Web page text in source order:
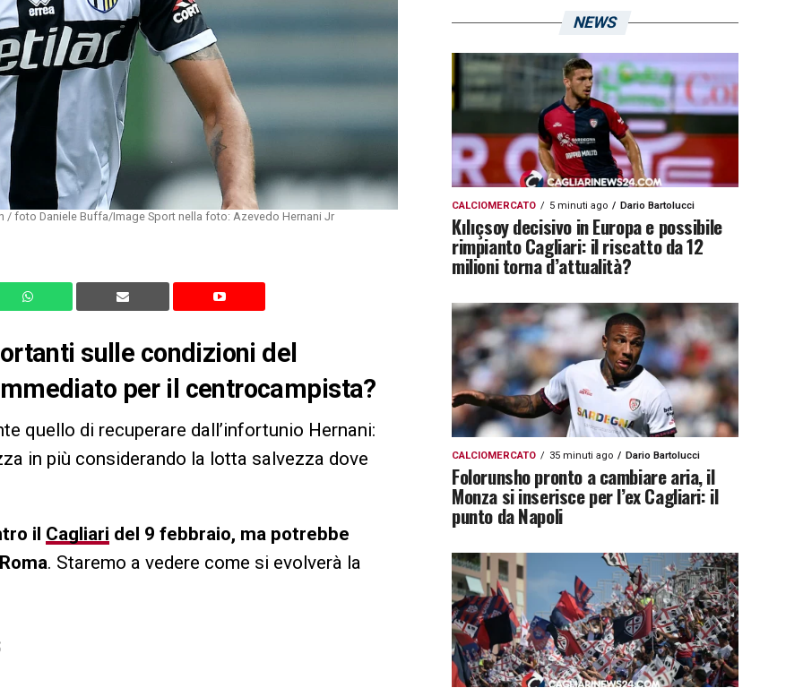
/ foto Daniele Buffa/Image Sport nella foto: Azevedo Hernani Jr
sulle condizioni del
per il centrocampista?
quello di recuperare dall’infortunio Hernani:
in più considerando la lotta salvezza dove
il Cagliari del 9 febbraio, ma potrebbe
. Staremo a vedere come si evolverà la
NEWS
CALCIOMERCATO 5 minuti ago Dario Bartolucci
Kılıçsoy decisivo in Europa e possibile
rimpianto Cagliari: il riscatto da 12
milioni torna d’attualità?
CALCIOMERCATO 35 minuti ago Dario Bartolucci
Folorunsho pronto a cambiare aria, il
Monza si inserisce per l’ex Cagliari: il
punto da Napoli